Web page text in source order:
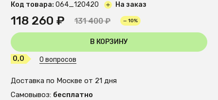
Код товара: O64_120420 На заказ
118 260 ₽ 131 400 ₽ — 10%
В КОРЗИНУ
0,0 0 вопросов
Доставка по Москве от 21 дня
Самовывоз: бесплатно